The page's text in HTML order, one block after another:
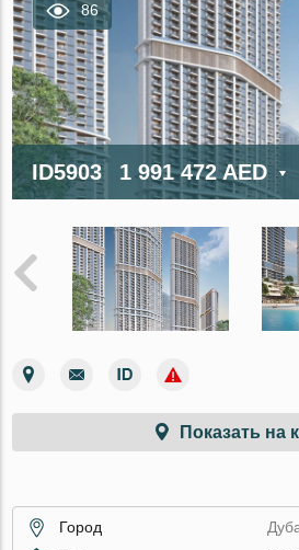
86
ID5903 1 991 472 AED
Показать на
Город